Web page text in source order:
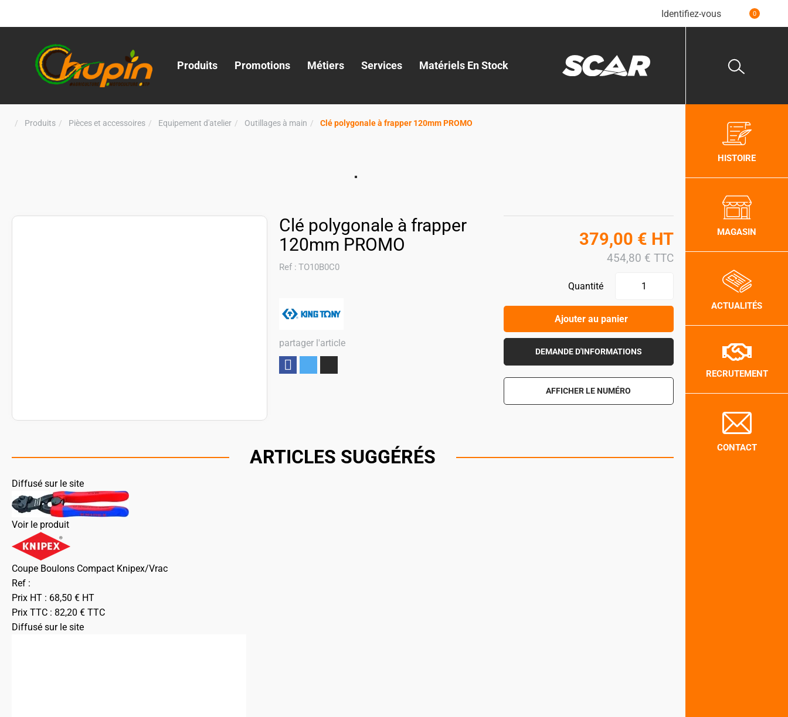
Identifiez-vous 0
Produits Promotions Métiers Services Matériels En Stock
Produits Pièces et accessoires Equipement d'atelier Outillages à main Clé polygonale à frapper 120mm PROMO
Clé polygonale à frapper
120mm PROMO
Ref : TO10B0C0
partager l'article
379,00 € HT
454,80 € TTC
Quantité
Ajouter au panier
DEMANDE D'INFORMATIONS
AFFICHER LE NUMÉRO
ARTICLES SUGGÉRÉS
Diffusé sur le site
Voir le produit
Coupe Boulons Compact Knipex/Vrac
Ref :
Prix HT : 68,50 € HT
Prix TTC : 82,20 € TTC
Diffusé sur le site
HISTOIRE
MAGASIN
ACTUALITÉS
RECRUTEMENT
CONTACT